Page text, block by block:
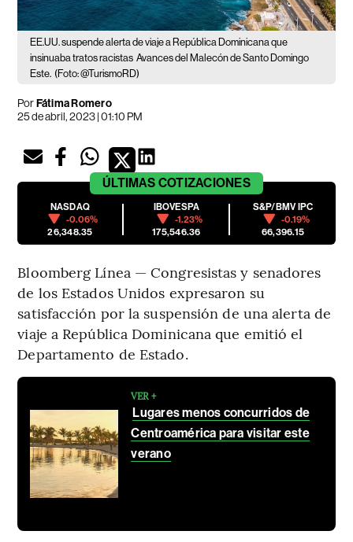
EE.UU. suspende alerta de viaje a República Dominicana que
insinuaba tratos racistas Avances del Malecón de Santo Domingo
Este. (Foto: @TurismoRD)
PorFátima Romero
25 de abril, 2023 | 01:10 PM
ÚLTIMAS COTIZACIONES
NASDAQ
-0.06%
26,348.35
IBOVESPA
-1.23%
175,546.36
S&P/BMV IPC
-0.19%
66,396.15
Bloomberg Línea — Congresistas y senadores
de los Estados Unidos expresaron su
satisfacción por la suspensión de una alerta de
viaje a República Dominicana que emitió el
Departamento de Estado.
VER +
Lugares menos concurridos de
Centroamérica para visitar este
verano